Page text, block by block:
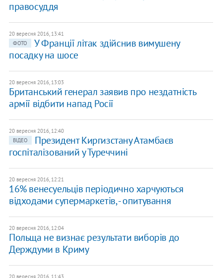
правосуддя
20 вересня 2016, 13:41
ФОТО
У Франції літак здійснив вимушену
посадку на шосе
20 вересня 2016, 13:03
Британський генерал заявив про нездатність
армії відбити напад Росії
20 вересня 2016, 12:40
ВІДЕО
Президент Киргизстану Атамбаєв
госпіталізований у Туреччині
20 вересня 2016, 12:21
16% венесуельців періодично харчуються
відходами супермаркетів, - опитування
20 вересня 2016, 12:04
Польща не визнає результати виборів до
Держдуми в Криму